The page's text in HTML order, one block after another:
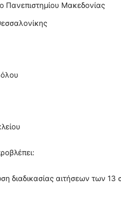
Πανεπιστημίου Μακεδονίας
διαδικασίας αιτήσεων των 13